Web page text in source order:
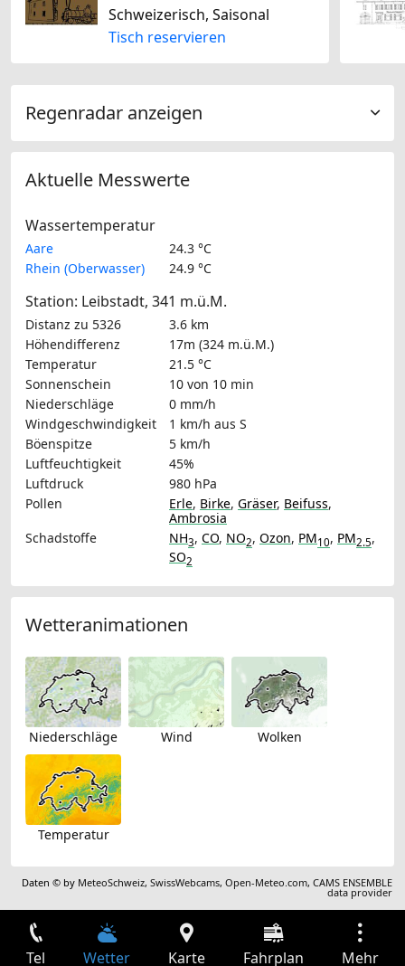
Schweizerisch, Saisonal
Tisch reservieren
Regenradar anzeigen
Aktuelle Messwerte
Wassertemperatur
Aare
24.3 °C
Rhein (Oberwasser)
24.9 °C
Station: Leibstadt, 341 m.ü.M.
Distanz zu 5326
3.6 km
Höhendifferenz
17m (324 m.ü.M.)
Temperatur
21.5 °C
Sonnenschein
10 von 10 min
Niederschläge
0 mm/h
Windgeschwindigkeit
1 km/h aus S
Böenspitze
5 km/h
Luftfeuchtigkeit
45%
Luftdruck
980 hPa
Pollen
Erle, Birke, Gräser, Beifuss,
Ambrosia
Schadstoffe
NH3, CO, NO2, Ozon, PM10, PM2.5,
SO2
Wetteranimationen
Niederschläge Wind Wolken
Temperatur
Daten © by MeteoSchweiz,SwissWebcams,Open-Meteo.com,CAMS ENSEMBLE
data provider
Tel Wetter Karte Fahrplan Mehr